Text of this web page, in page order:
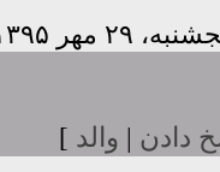
دادن | والد ]